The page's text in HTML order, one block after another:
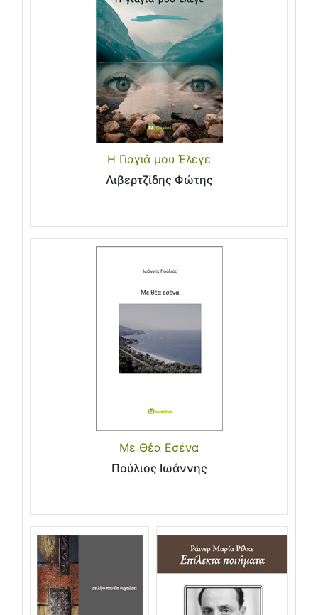
Η Γιαγιά μου Έλεγε
Λιβερτζίδης Φώτης
Με Θέα Εσένα
Πούλιος Ιωάννης